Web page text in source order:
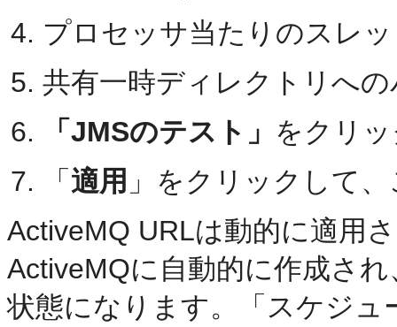
プロセッサ当たりのスレ
共有一時ディレクトリへ
「JMSのテスト」 をクリ
「 適用 」をクリックして
ActiveMQ URLは動的に適用
ActiveMQに自動的に作成さ
状態になります。「スケジ